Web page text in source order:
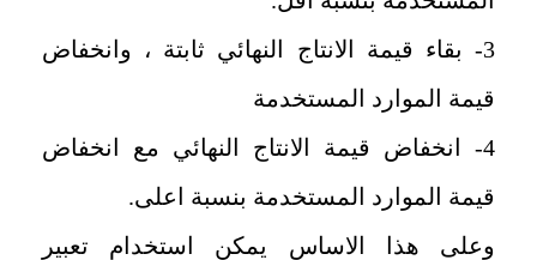
3- بقاء قيمة الانتاج النهائي ثابتة ، وانخفاض
قيمة الموارد المستخدمة
4- انخفاض قيمة الانتاج النهائي مع انخفاض
قيمة الموارد المستخدمة بنسبة اعلى.
وعلى هذا الاساس يمكن استخدام تعبير